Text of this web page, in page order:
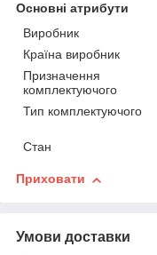
Основні атрибути
Виробник
Країна виробник
Призначення
комплектуючого
Тип комплектуючого
Стан
Приховати
Умови доставки